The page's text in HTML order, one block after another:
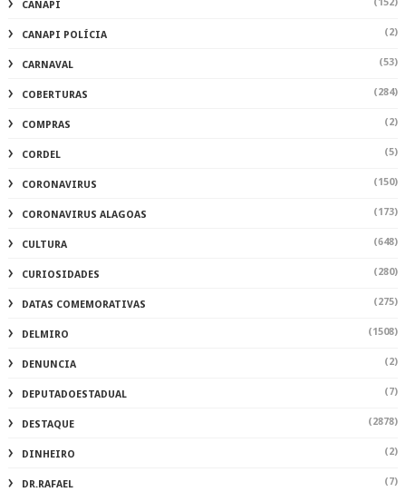
CANAPI (152)
CANAPI POLÍCIA (2)
CARNAVAL (53)
COBERTURAS (284)
COMPRAS (2)
CORDEL (5)
CORONAVIRUS (150)
CORONAVIRUS ALAGOAS (173)
CULTURA (648)
CURIOSIDADES (280)
DATAS COMEMORATIVAS (275)
DELMIRO (1508)
DENUNCIA (2)
DEPUTADOESTADUAL (7)
DESTAQUE (2878)
DINHEIRO (2)
DR.RAFAEL (7)